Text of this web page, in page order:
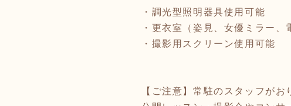
・調光型照明器具使用可能
・更衣室（姿見、女優ミラー、
・撮影用スクリーン使用可能
【ご注意】常駐のスタッフがお